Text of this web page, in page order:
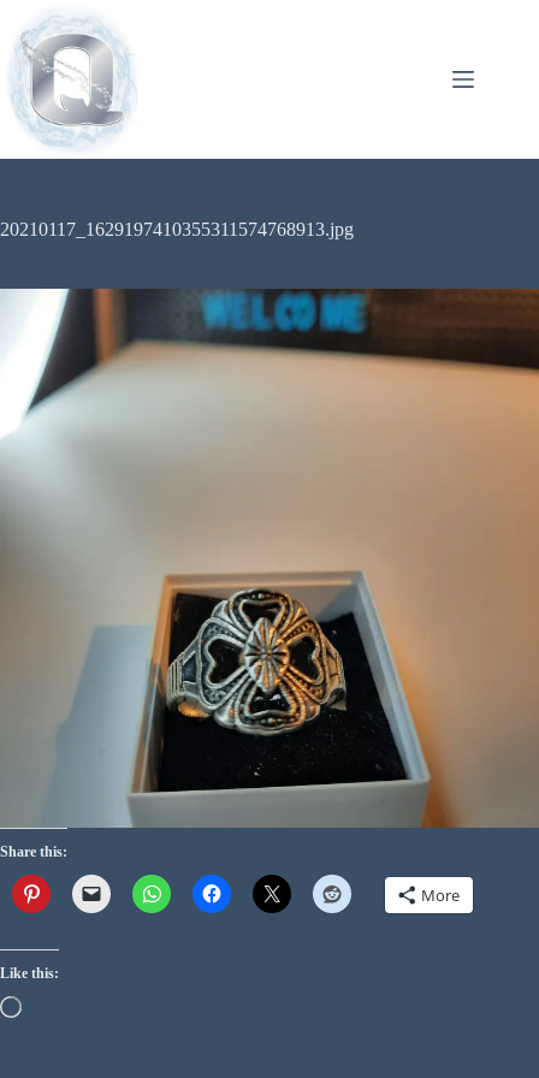
20210117_1629197410355311574768913.jpg
Share this:
More
Like this: